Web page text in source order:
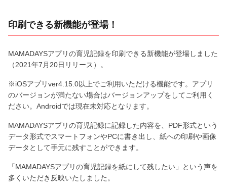
印刷できる新機能が登場！
MAMADAYSアプリの育児記録を印刷できる新機能が登場しました
（2021年7月20日リリース）。
※iOSアプリver4.15.0以上でご利用いただける機能です。アプリ
のバージョンが満たない場合はバージョンアップをしてご利用く
ださい。Androidでは現在未対応となります。
MAMADAYSアプリの育児記録に記録した内容を、PDF形式という
データ形式でスマートフォンやPCに書き出し、紙への印刷や画像
データとして手元に残すことができます。
「MAMADAYSアプリの育児記録を紙にして残したい」という声を
多くいただき反映いたしました。